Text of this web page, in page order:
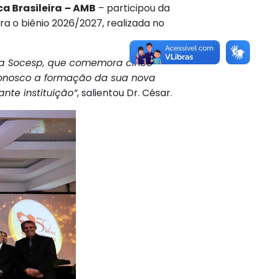
Brasileira – AMB – participou da
o biênio 2026/2027, realizada no
Socesp, que comemora cinco
a formação da sua nova
instituição”, salientou Dr. César.